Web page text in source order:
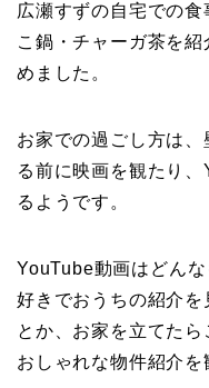
広瀬すずの自宅での
こ鍋・チャーガ茶を
めました。
お家での過ごし方は
る前に映画を観たり
るようです。
YouTube動画はどん
好きでおうちの紹介を
とか、お家を立てた
おしゃれな物件紹介を